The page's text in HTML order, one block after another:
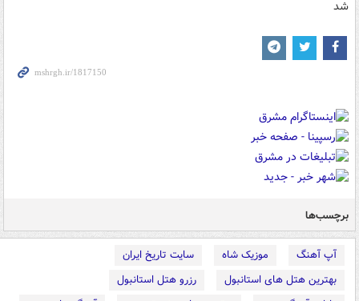
برچسب‌ها
آپ آهنگ موزیک شاه
سایت تاریخ ایران
بهترین هتل های استانبول
رزرو هتل استانبول